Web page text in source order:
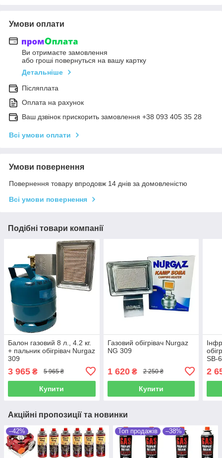
Умови оплати
Ви отримаєте замовлення
або гроші повернуться на вашу картку
Детальніше
Післяплата
Оплата на рахунок
Ваш дзвінок прискорить замовлення +38 093 405 35 28
Всі умови оплати
Умови повернення
Повернення товару впродовж 14 днів за домовленістю
Всі умови повернення
Подібні товари компанії
Балон газовий 8 л., 4.2 кг.
+ пальник обігрівач Nurgaz
309
3 965 ₴ 5 965 ₴
Купити
Газовий обігрівач Nurgaz
NG 309
1 620₴ 2 250 ₴
Купити
SB-
2
Акційні пропозиції та новинки
–42% Топ продажів –38%